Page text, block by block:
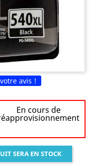
avis !
En cours de
SERA EN STOCK